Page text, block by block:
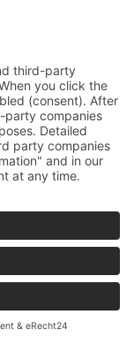
keller
kamin
heizung